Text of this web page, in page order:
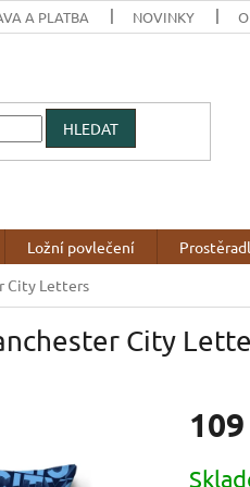
A PLATBA NOVINKY O
HLEDAT
Ložní povlečení
City Letters
City
cena: